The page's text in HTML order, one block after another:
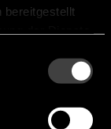
bereitgestellt